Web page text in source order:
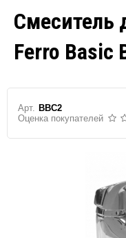
Смеситель
Ferro Basic
Арт. BBC2
Оценка покупателей